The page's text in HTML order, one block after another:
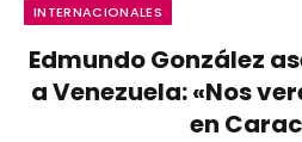
INTERNACIONALES
Edmundo González
a Venezuela: «Nos
en